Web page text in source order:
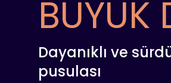
BÜYÜK
Dayanıklı ve
pusulası